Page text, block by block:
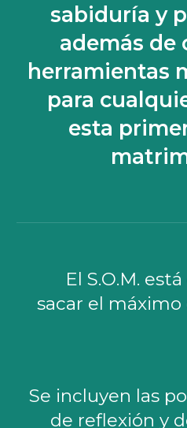
sabiduría y
además de
herramientas
para
esta
El S.O.M.
sacar el
Se incluyen las
de reflexión y